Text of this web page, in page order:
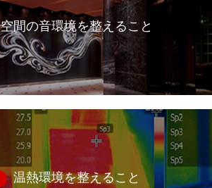
空間の音環境を整えること
温熱環境を整えること